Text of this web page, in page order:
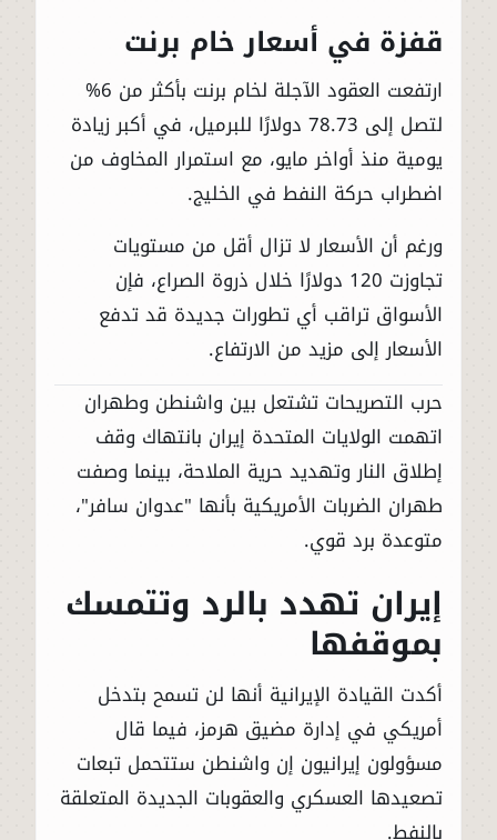
قفزة في أسعار خام برنت
ارتفعت العقود الآجلة لخام برنت بأكثر من 6%
لتصل إلى 78.73 دولارًا للبرميل، في أكبر زيادة
يومية منذ أواخر مايو، مع استمرار المخاوف من
اضطراب حركة النفط في الخليج.
ورغم أن الأسعار لا تزال أقل من مستويات
تجاوزت 120 دولارًا خلال ذروة الصراع، فإن
الأسواق تراقب أي تطورات جديدة قد تدفع
الأسعار إلى مزيد من الارتفاع.
حرب التصريحات تشتعل بين واشنطن وطهران
اتهمت الولايات المتحدة إيران بانتهاك وقف
إطلاق النار وتهديد حرية الملاحة، بينما وصفت
طهران الضربات الأمريكية بأنها "عدوان سافر"،
متوعدة برد قوي.
إيران تهدد بالرد وتتمسك
بموقفها
أكدت القيادة الإيرانية أنها لن تسمح بتدخل
أمريكي في إدارة مضيق هرمز، فيما قال
مسؤولون إيرانيون إن واشنطن ستتحمل تبعات
تصعيدها العسكري والعقوبات الجديدة المتعلقة
بالنفط.